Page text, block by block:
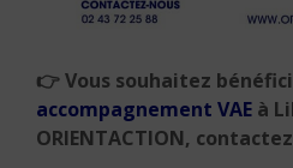
👉Vous souhaitez
accompagnement VAE à
ORIENTACTION,